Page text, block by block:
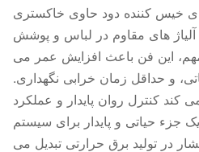
خیس کننده دود حاوی خاکستری
آلیاژ های مقاوم در لباس و پوشش
این فن باعث افزایش عمر می
و حداقل زمان خرابی نگهداری.
کنترل روان پایدار و عملکرد
جزء حیاتی و پایدار برای سیستم
در تولید برق حرارتی تبدیل می